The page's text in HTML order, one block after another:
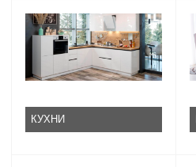
КУХНИ